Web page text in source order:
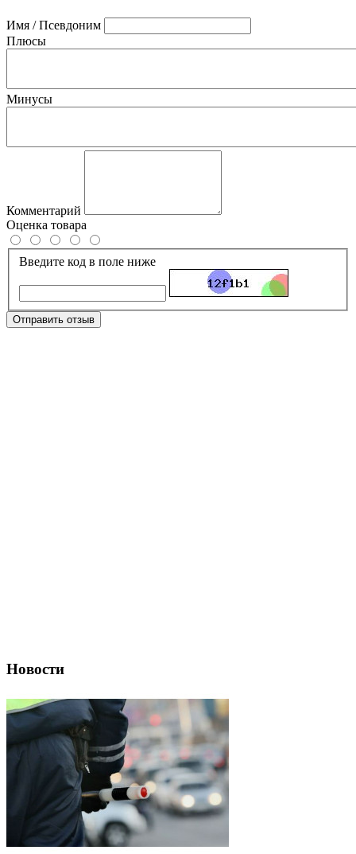
Имя / Псевдоним
Плюсы
Минусы
Комментарий
Оценка товара
Введите код в поле ниже
Отправить отзыв
Новости